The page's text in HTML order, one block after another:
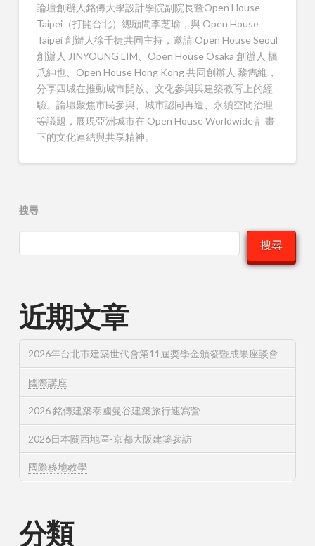
論壇創辦人銘傳大學設計學院副院長暨Open House
Taipei（打開台北）總顧問李芝瑜，與 Open House
Taipei 創辦人徐千捷共同主持，邀請 Open House Seoul
創辦人 JINYOUNG LIM、Open House Osaka 創辦人 橋
爪紳也、Open House Hong Kong 共同創辦人 黎雋維，
分享四城在推動城市開放、文化參與與建築教育上的經
驗。論壇聚焦市民參與、城市認同再造、永續空間治理
等議題，展現亞洲城市在 Open House Worldwide 計畫
下的文化連結與共享精神。
搜尋
搜尋
近期文章
2026年台北市建築世代會第11屆獎學金頒發暨成果座談會
國際講座
2026 銘傳建築泰國曼谷建築旅行速寫營
2026日本關西地區-京都大阪建築參訪
國際移地教學
分類